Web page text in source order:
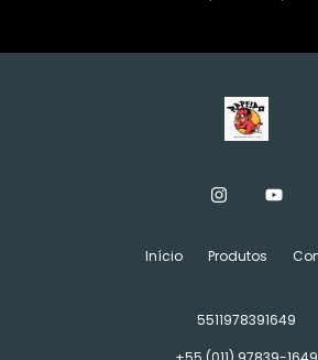
Início Produtos
5511978391649